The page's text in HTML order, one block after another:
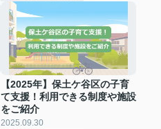
【2025年】保土ケ谷区の子育
て支援！利用できる制度や施設
をご紹介
2025.09.30